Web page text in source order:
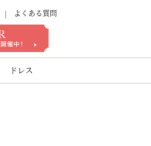
よくある質問
ドレス